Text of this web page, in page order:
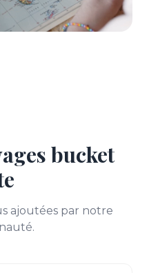
bucket
ajoutées par notre